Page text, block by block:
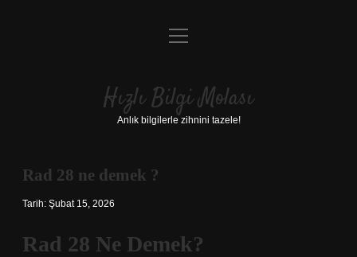
Anasayfa
Yasal Uyarı
menüyü
Hızlı Bilgi Molası
Anlık bilgilerle zihnini tazele!
Rad 28 ne demek ?
Tarih: Şubat 15, 2026
Rad 28 Ne Demek?